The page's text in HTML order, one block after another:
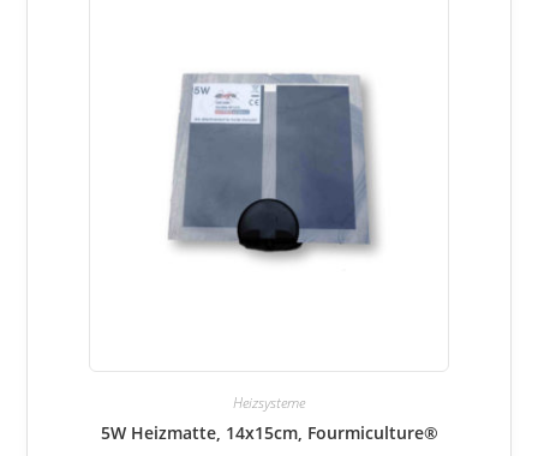
Heizsysteme
5W Heizmatte, 14x15cm, Fourmiculture®